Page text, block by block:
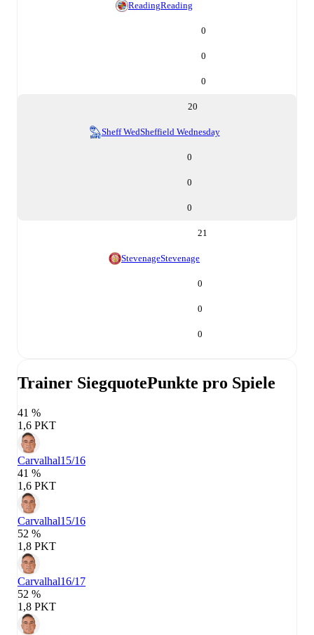
ReadingReading
0
0
0
20
Sheff WedSheffield Wednesday
0
0
0
21
StevenageStevenage
0
0
0
Trainer SiegquotePunkte pro Spiele
41 %
1,6 PKT
Carvalhal15/16
41 %
1,6 PKT
Carvalhal15/16
52 %
1,8 PKT
Carvalhal16/17
52 %
1,8 PKT